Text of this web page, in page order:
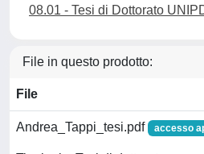
08.01 - Tesi di Dottorato
File in questo prodotto:
File
Andrea_Tappi_tesi.pdf accesso